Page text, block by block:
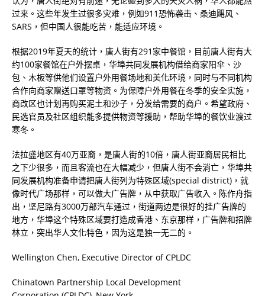
过来。这些年发生过很多灾难，例如911恐怖袭击、桑迪飓风、
SARS ，但中国人很能吃苦，能适应环境。
根据2019年夏天的统计，唐人街有291 家中餐馆，目前唐人街有大
约100家餐馆在户外摆桌，华埠共同发展机构借给商家阳伞、沙
包、木板等供他们设置户外用餐场地和美化环境，同时与不同机构
合作向商家赠送口罩等物资。为保障户外用餐在冬季的安全实施，
商改区也计划再购买泥土和沙子，分发给需要的商户。希望政府、
民选官员及社区组织能多提供物资等援助，帮助华埠的餐饮业渡过
寒冬。
法拉盛地区有40万亚裔，是唐人街的10倍，唐人街亚裔居民相比
之下少很多，而且客流也在大幅减少，但唐人街不会消亡，华埠共
同发展机构准备申请把唐人街列为特殊区域(special district)，就
像时代广场那样，可以做大广告牌，从中获取广告收入。陈作舟指
出，坚尼路有3000万部汽车通过，街道两边是很好的挂广告牌的
地方，华埠这个特殊区域要打造成香港、东京那样，广告牌和招牌
林立，突出华人文化特色，因为这是独一无二的。
Wellington Chen, Executive Director of CPLDC
Chinatown Partnership Local Development